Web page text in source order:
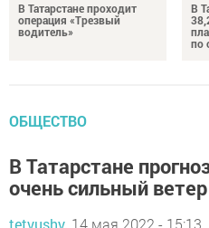
В Татарстане проходит
операция «Трезвый
водитель»
В
по
ОБЩЕСТВО
В Татарстане
очень сильный ветер